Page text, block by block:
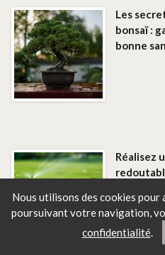
Nous utilisons des cookies
poursuivant votre navigation,
confidentialité.
Les
bonsaï :
bonne
Réalisez